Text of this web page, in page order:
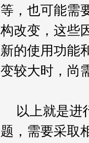
等，也可能需
构改变，这些
新的使用功能
变较大时，尚
以上就是进
题，需要采取